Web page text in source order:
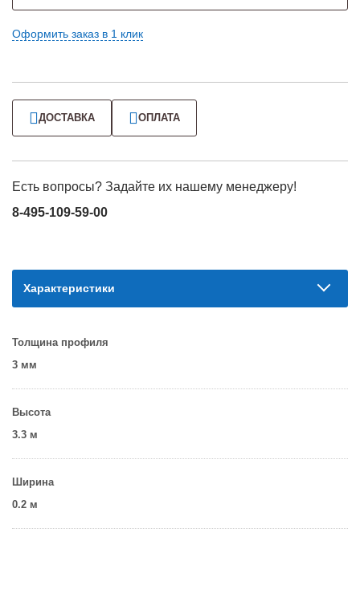
Оформить заказ в 1 клик
ДОСТАВКА ОПЛАТА
Есть вопросы? Задайте их нашему менеджеру!
8-495-109-59-00
Характеристики
Толщина профиля
3 мм
Высота
3.3 м
Ширина
0.2 м